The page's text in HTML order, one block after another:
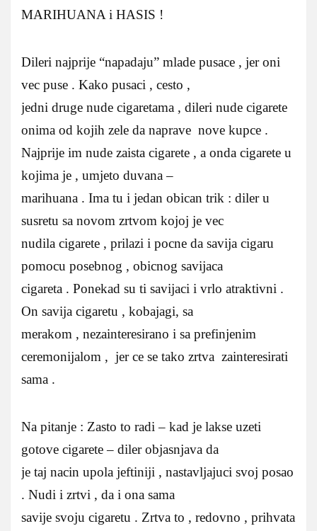
MARIHUANA i HASIS !
Dileri najprije “napadaju” mlade pusace , jer oni
vec puse . Kako pusaci , cesto ,
jedni druge nude cigaretama , dileri nude cigarete
onima od kojih zele da naprave nove kupce .
Najprije im nude zaista cigarete , a onda cigarete u
kojima je , umjeto duvana –
marihuana . Ima tu i jedan obican trik : diler u
susretu sa novom zrtvom kojoj je vec
nudila cigarete , prilazi i pocne da savija cigaru
pomocu posebnog , obicnog savijaca
cigareta . Ponekad su ti savijaci i vrlo atraktivni .
On savija cigaretu , kobajagi, sa
merakom , nezainteresirano i sa prefinjenim
ceremonijalom , jer ce se tako zrtva zainteresirati
sama .
Na pitanje : Zasto to radi – kad je lakse uzeti
gotove cigarete – diler objasnjava da
je taj nacin upola jeftiniji , nastavljajuci svoj posao
. Nudi i zrtvi , da i ona sama
savije svoju cigaretu . Zrtva to , redovno , prihvata